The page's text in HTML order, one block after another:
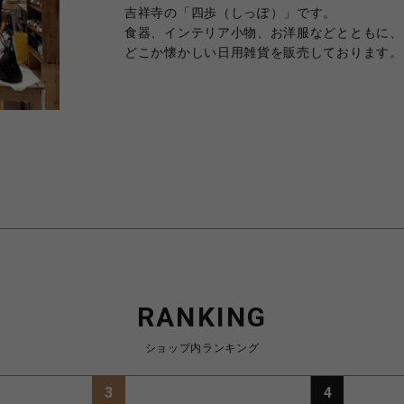
吉祥寺の「四歩（しっぽ）」です。
食器、インテリア小物、お洋服などとともに、
どこか懐かしい日用雑貨を販売しております。
RANKING
ショップ内ランキング
3 4